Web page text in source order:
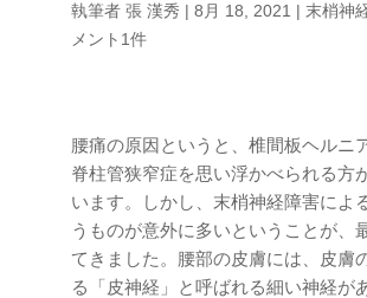
執筆者 張 漢秀 | 8月 18, 2021 | 末梢神
メント1件
腰痛の原因というと、椎間板ヘルニ
脊柱管狭窄症を思い浮かべられる方
います。しかし、末梢神経障害によ
うものが意外に多いということが、
てきました。腰部の皮膚には、皮膚
る「皮神経」と呼ばれる細い神経が